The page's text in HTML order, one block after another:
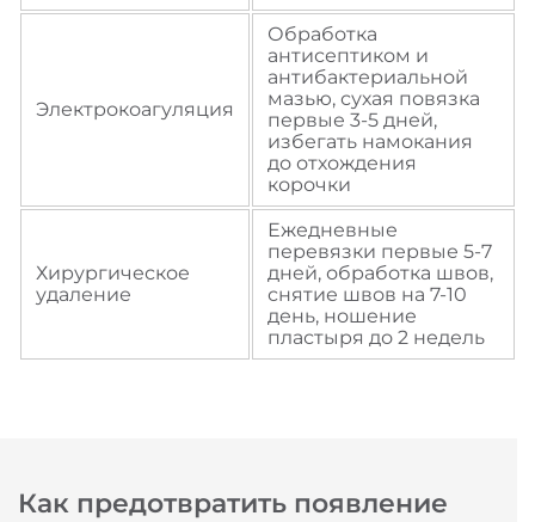
Электрокоагуляция
Обработка
антисептиком и
антибактериальной
мазью, сухая повязка
первые 3-5 дней,
избегать намокания
до отхождения
корочки
Хирургическое
удаление
Ежедневные
перевязки первые 5-7
дней, обработка швов,
снятие швов на 7-10
день, ношение
пластыря до 2 недель
Как предотвратить появление
Выбрать аптеку